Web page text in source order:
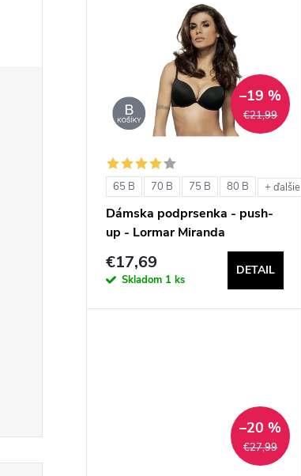
d
€21,99
–19 %
65 B 70 B 75 B 80 B + ďalšie
Dámska podprsenka - push-
up - Lormar Miranda
€17,69
Skladom 1 ks
DETAIL
€27,99
–20 %